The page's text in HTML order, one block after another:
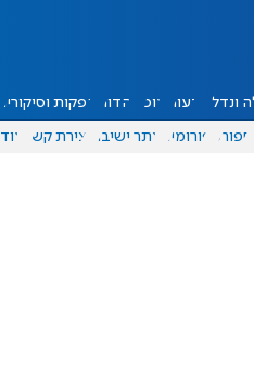
ונדל"ן דעות אוכל יהדות הפקות וסיקורים
ספורט פורומים אתר ישיבה יצירת קשר עוד